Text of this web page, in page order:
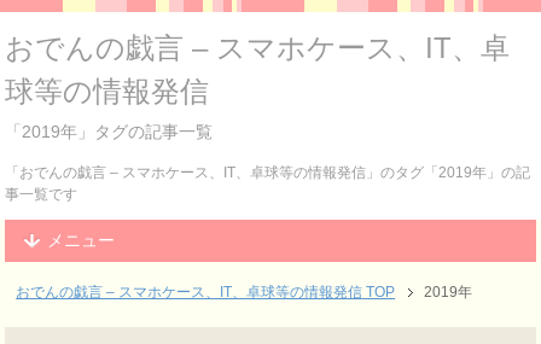
おでんの戯言 – スマホケース、IT、卓
球等の情報発信
「2019年」タグの記事一覧
「おでんの戯言 – スマホケース、IT、卓球等の情報発信」のタグ「2019年」の記
事一覧です
メニュー
おでんの戯言 – スマホケース、IT、卓球等の情報発信 TOP 2019年